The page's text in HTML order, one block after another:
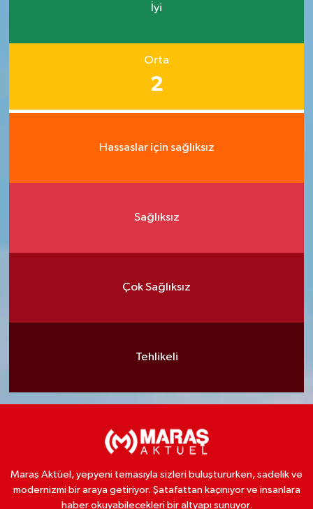
İyi
Orta
2
Hassaslar için sağlıksız
Sağlıksız
Çok Sağlıksız
Tehlikeli
Maraş Aktüel, yepyeni temasıyla sizleri buluştururken, sadelik ve
modernizmi bir araya getiriyor. Şatafattan kaçınıyor ve insanlara
haber okuyabilecekleri bir altyapı sunuyor.